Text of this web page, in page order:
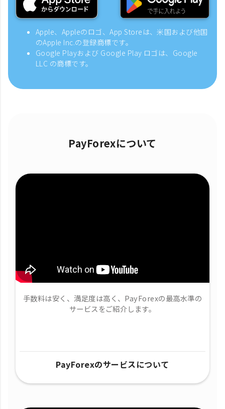
Apple、Appleのロゴ、App Storeは、米国および他国
のApple Inc.の登録商標です。
Google Playおよび Google Play ロゴは、Google
LLC の商標です。
PayForexについて
手数料は安く、満足度は高く、PayForexの最高水準の
サービスをご紹介します。
PayForexのサービスについて